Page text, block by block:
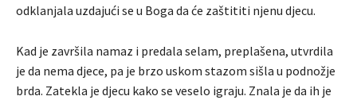
odklanjala uzdajući se u Boga da će zaštititi njenu djecu.
Kad je završila namaz i predala selam, preplašena, utvrdila
je da nema djece, pa je brzo uskom stazom sišla u podnožje
brda. Zatekla je djecu kako se veselo igraju. Znala je da ih je